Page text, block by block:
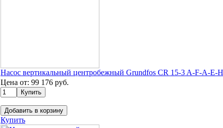
Насос вертикальный центробежный Grundfos CR 15-3 A-F-A-E-
Цена от: 99 176 руб.
Добавить в корзину
Купить